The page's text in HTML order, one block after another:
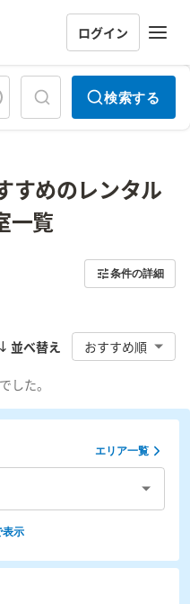
ログイン
検索する
すめのレンタル
一覧
条件の詳細
並べ替え おすすめ順
した。
エリア一覧
表示